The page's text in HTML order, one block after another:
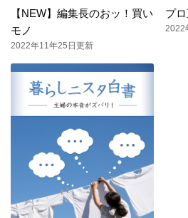
【NEW】編集長のおッ！買い
モノ
2022年11年25日更新
プ
2022